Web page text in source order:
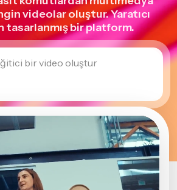
videolar oluştur. Yaratıcı
tasarlanmış bir platform.
bir eğitim videosu yap
başlayalım!